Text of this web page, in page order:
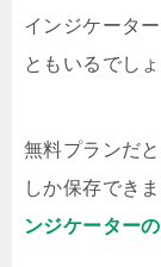
インジケータ
ともいるでしょ
無料プランだ
しか保存でき
ンジケーター